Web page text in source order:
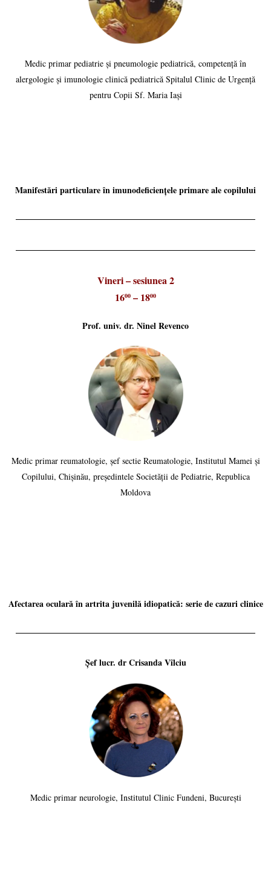
Medic primar pediatrie și pneumologie pediatrică, competență în
alergologie și imunologie clinică pediatrică Spitalul Clinic de Urgență
pentru Copii Sf. Maria Iași
Manifestări particulare în imunodeficiențele primare ale copilului
Vineri – sesiunea 2
1600 – 1800
Prof. univ. dr. Ninel Revenco
Medic primar reumatologie, șef sectie Reumatologie, Institutul Mamei și
Copilului, Chișinău, președintele Societății de Pediatrie, Republica
Moldova
Afectarea oculară în artrita juvenilă idiopatică: serie de cazuri clinice
Șef lucr. dr Crisanda Vîlciu
Medic primar neurologie, Institutul Clinic Fundeni, București